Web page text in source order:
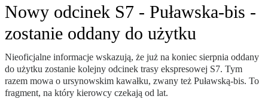
Nowy odcinek S7 - Puławska-bis -
zostanie oddany do użytku
Nieoficjalne informacje wskazują, że już na koniec sierpnia oddany
do użytku zostanie kolejny odcinek trasy ekspresowej S7. Tym
razem mowa o ursynowskim kawałku, zwany też Puławską-bis. To
fragment, na który kierowcy czekają od lat.